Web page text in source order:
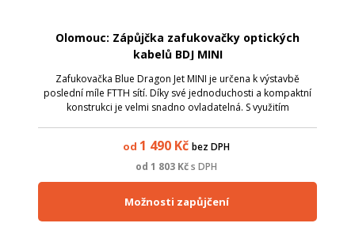
Olomouc: Zápůjčka zafukovačky optických
kabelů BDJ MINI
Zafukovačka Blue Dragon Jet MINI je určena k výstavbě
poslední míle FTTH sítí. Díky své jednoduchosti a kompaktní
konstrukci je velmi snadno ovladatelná. S využitím
od 1 490 Kč bez DPH
od 1 803 Kčs DPH
Možnosti zapůjčení